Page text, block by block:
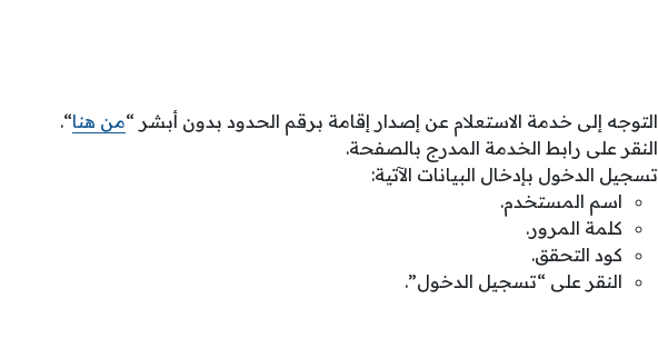
التوجه إلى خدمة الاستعلام عن إصدار إقامة برقم الحدود بدون أبشر “من هنا“.
النقر على رابط الخدمة المدرج بالصفحة.
تسجيل الدخول بإدخال البيانات الآتية:
اسم المستخدم.
كلمة المرور.
كود التحقق.
النقر على “تسجيل الدخول”.